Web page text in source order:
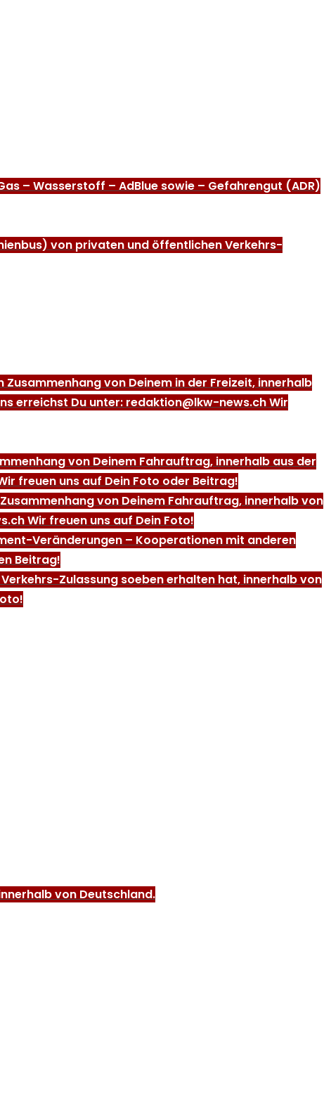
– Wasserstoff – AdBlue sowie – Gefahrengut (ADR)
von privaten und öffentlichen Verkehrs-
von Deinem in der Freizeit, innerhalb
erreichst Du unter: redaktion@lkw-news.ch Wir
von Deinem Fahrauftrag, innerhalb aus der
freuen uns auf Dein Foto oder Beitrag!
von Deinem Fahrauftrag, innerhalb von
Wir freuen uns auf Dein Foto!
Veränderungen – Kooperationen mit anderen
Beitrag!
Zulassung soeben erhalten hat, innerhalb von
von Deutschland.